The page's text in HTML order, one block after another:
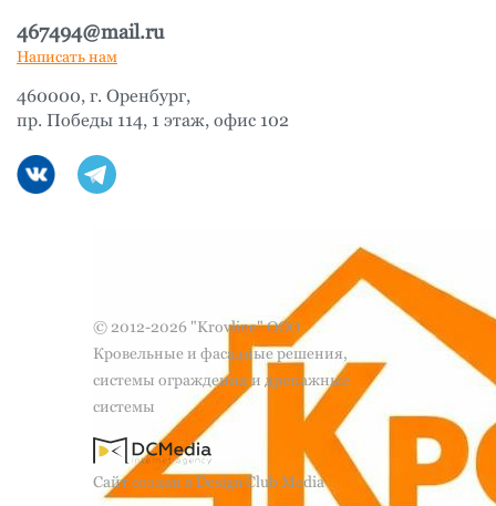
© 2012-2026 "Krovline" ООО
Кровельные и фасадные решения,
системы ограждения и дренажные
системы
Сайт создан в Design Club Media
467494@mail.ru
Написать нам
460000, г. Оренбург,
пр. Победы 114, 1 этаж, офис 102